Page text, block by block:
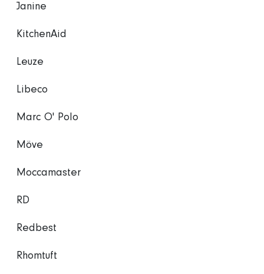
Janine
KitchenAid
Leuze
Libeco
Marc O' Polo
Möve
Moccamaster
RD
Redbest
Rhomtuft